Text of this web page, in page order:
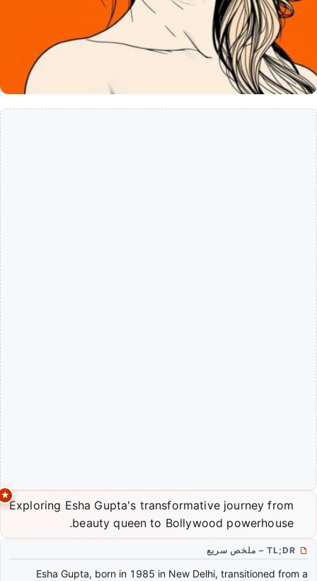
Exploring Esha Gupta's transformative journey from
beauty queen to Bollywood powerhouse.
TL;DR – ملخص سريع
Esha Gupta, born in 1985 in New Delhi, transitioned from a